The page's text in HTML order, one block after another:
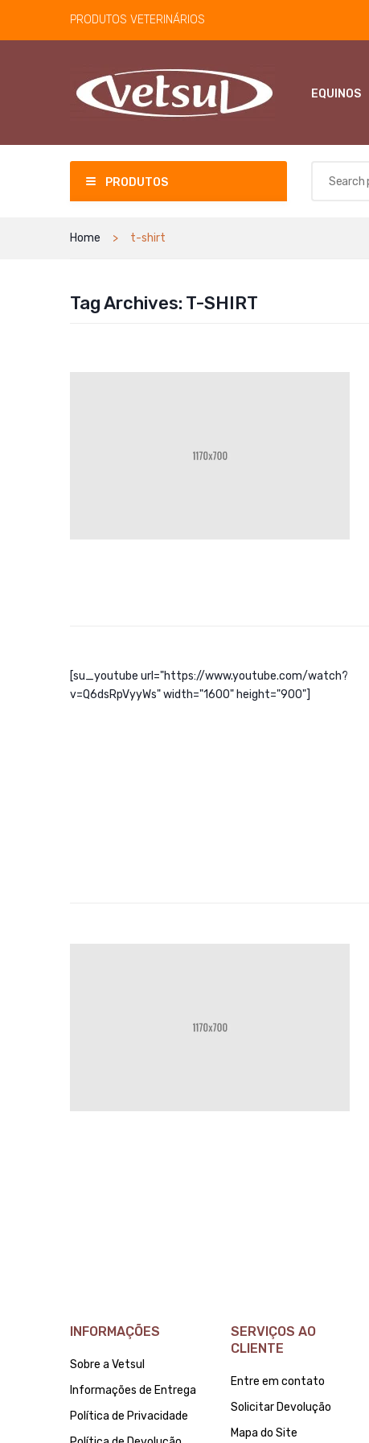
PRODUTOS VETERINÁRIOS
EQUINOS
PRODUTOS
Home t-shirt
Tag Archives: T-SHIRT
[su_youtube url="https://www.youtube.com/watch?
v=Q6dsRpVyyWs" width="1600" height="900"]
INFORMAÇÕES
Sobre a Vetsul
Informações de Entrega
Política de Privacidade
SERVIÇOS AO
CLIENTE
Entre em contato
Solicitar Devolução
Mapa do Site